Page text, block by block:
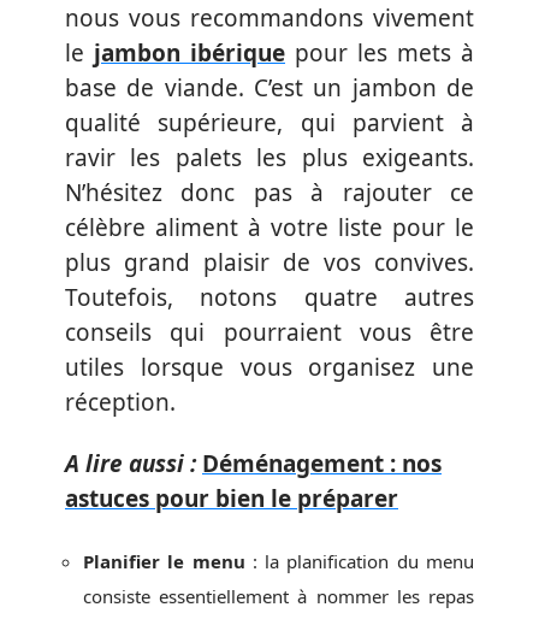
nous vous recommandons vivement
le jambon ibérique pour les mets à
base de viande. C’est un jambon de
qualité supérieure, qui parvient à
ravir les palets les plus exigeants.
N’hésitez donc pas à rajouter ce
célèbre aliment à votre liste pour le
plus grand plaisir de vos convives.
Toutefois, notons quatre autres
conseils qui pourraient vous être
utiles lorsque vous organisez une
réception.
A lire aussi : Déménagement : nos
astuces pour bien le préparer
Planifier le menu : la planification du menu
consiste essentiellement à nommer les repas